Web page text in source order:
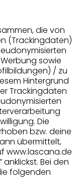
die von
(Trackingdaten)
sowie
/ zu
Hintergrund
Trackingdaten
Die
bzw. deine
übermittelt,
www.lascana.de
anklickst. Bei den
folgenden